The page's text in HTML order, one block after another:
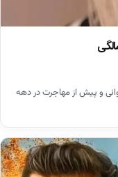
و پیش از مهاجرت در دهه